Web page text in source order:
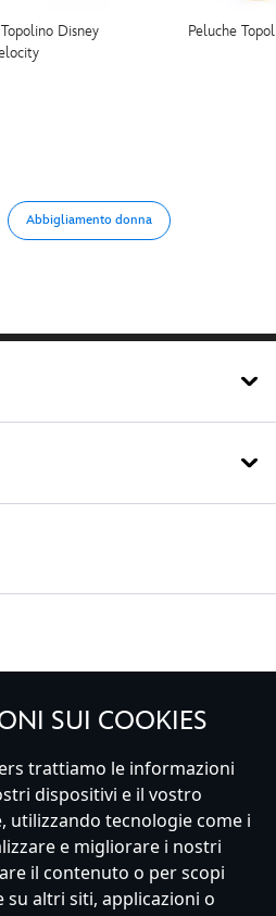
Disney
Peluche
Abbigliamento donna
Trova Negozio
Mappa del Sito
dei dati personali
dei Cookie
SUI COOKIES
trattiamo le informazioni
dispositivi e il vostro
tecnologie come i
e migliorare i nostri
il contenuto o per scopi
altri siti, applicazioni o